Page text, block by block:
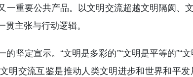
一重要公共产品。以文明交流超越文明隔阂、
主张与行动逻辑。
定宣示。“文明是多彩的”“文明是平等的”“文
明交流互鉴是推动人类文明进步和世界和平发